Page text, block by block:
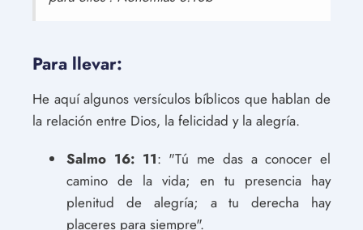
Para llevar:
He aquí algunos versículos bíblicos que hablan de
la relación entre Dios, la felicidad y la alegría.
Salmo 16: 11: "Tú me das a conocer el
camino de la vida; en tu presencia hay
plenitud de alegría; a tu derecha hay
placeres para siempre".